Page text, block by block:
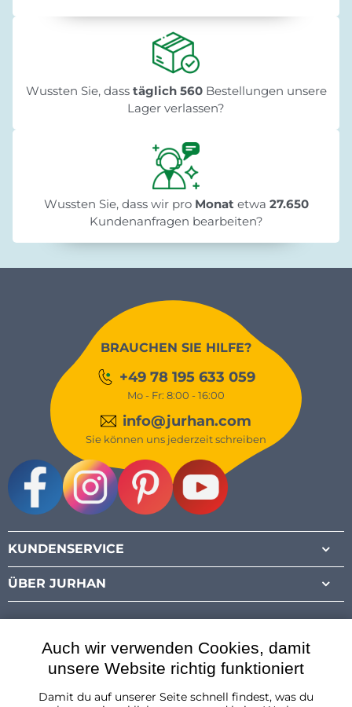
Wussten Sie, dass täglich 560Bestellungen unsere
Lager verlassen?
Wussten Sie, dass wir pro Monat etwa 27.650
Kundenanfragen bearbeiten?
BRAUCHEN SIE HILFE?
+49 78 195 633 059
Mo - Fr: 8:00 - 16:00
info@jurhan.com
Sie können uns jederzeit schreiben
KUNDENSERVICE
ÜBER JURHAN
Österreich
Auch wir verwenden Cookies, damit
unsere Website richtig funktioniert
Damit du auf unserer Seite schnell findest, was du